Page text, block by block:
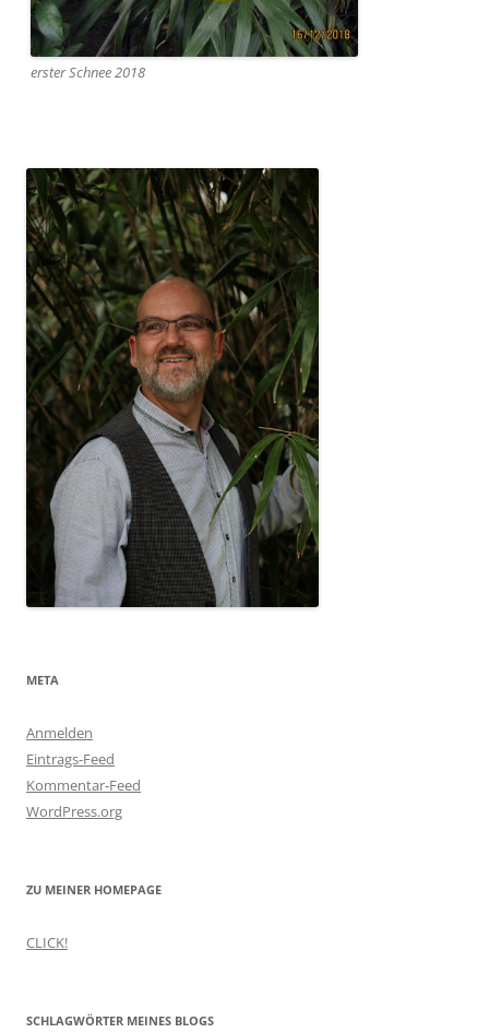
erster Schnee 2018
META
Anmelden
Eintrags-Feed
Kommentar-Feed
WordPress.org
ZU MEINER HOMEPAGE
CLICK!
SCHLAGWÖRTER MEINES BLOGS